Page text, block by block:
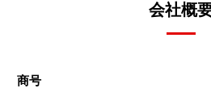
会社概
商号